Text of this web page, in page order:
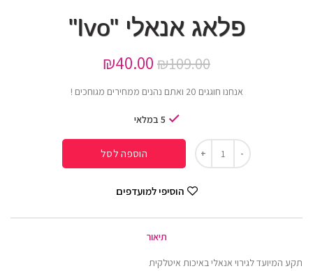
פלאג אנאלי "Ivo"
₪109.00
₪40.00
אנחנו חוגגים 20 ואתם נהנים ממחירים מגוחכים !
5 במלאי
הוספה לסל
הוסיפי למועדפים
תיאור
תקע המיועד לגירוי אנאלי באיכות איטלקית